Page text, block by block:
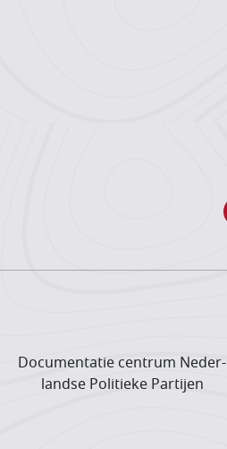
Documentatie centrum Neder­
landse Politieke Partijen